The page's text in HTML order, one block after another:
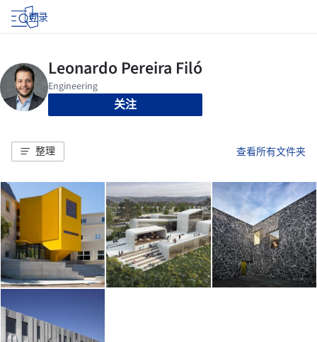
登录
关注
整理 查看所有文件夹